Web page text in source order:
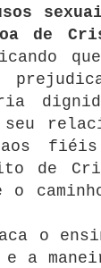
de
aos
de
o
a